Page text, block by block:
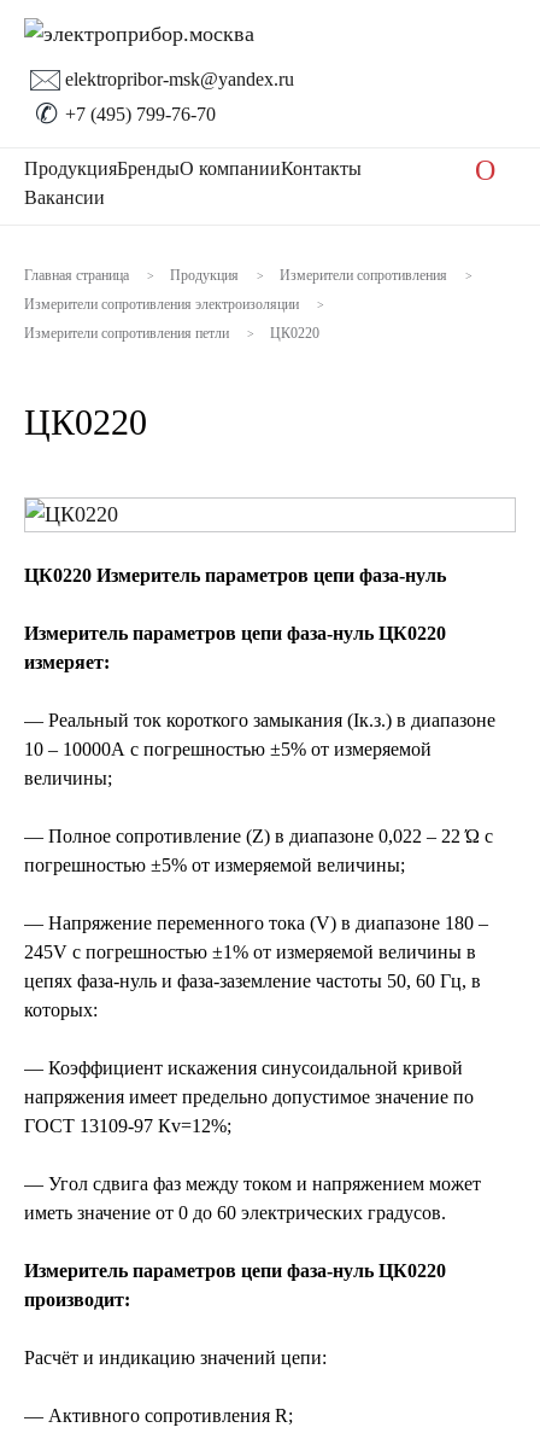
🖂 elektropribor-msk@yandex.ru
✆ +7 (495) 799-76-70
ПродукцияБрендыО компанииКонтакты
Вакансии
O
Главная страница > Продукция > Измерители сопротивления >
Измерители сопротивления электроизоляции >
Измерители сопротивления петли > ЦК0220
ЦК0220
ЦК0220 Измеритель параметров цепи фаза-нуль
Измеритель параметров цепи фаза-нуль ЦК0220
измеряет:
— Реальный ток короткого замыкания (Ік.з.) в диапазоне
10 – 10000А с погрешностью ±5% от измеряемой
величины;
— Полное сопротивление (Z) в диапазоне 0,022 – 22 Ώ с
погрешностью ±5% от измеряемой величины;
— Напряжение переменного тока (V) в диапазоне 180 –
245V с погрешностью ±1% от измеряемой величины в
цепях фаза-нуль и фаза-заземление частоты 50, 60 Гц, в
которых:
— Коэффициент искажения синусоидальной кривой
напряжения имеет предельно допустимое значение по
ГОСТ 13109-97 Кv=12%;
— Угол сдвига фаз между током и напряжением может
иметь значение от 0 до 60 электрических градусов.
Измеритель параметров цепи фаза-нуль ЦК0220
производит:
Расчёт и индикацию значений цепи:
— Активного сопротивления R;